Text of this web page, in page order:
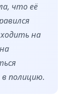
что её
на
в полицию.